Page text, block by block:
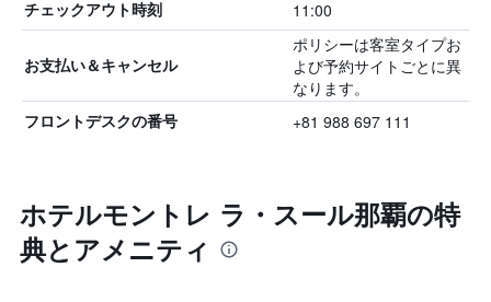
チェックアウト時刻 11:00
お支払い＆キャンセル
ポリシーは客室タイプお
よび予約サイトごとに異
なります。
フロントデスクの番号 +81 988 697 111
ホテルモントレ ラ・スール那覇の特
典とアメニティ